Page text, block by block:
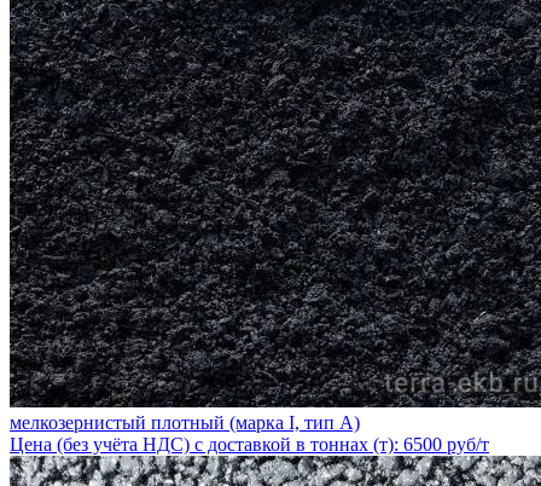
мелкозернистый плотный (марка I, тип А)
Цена (без учёта НДС) с доставкой в тоннах (т): 6500 руб/т